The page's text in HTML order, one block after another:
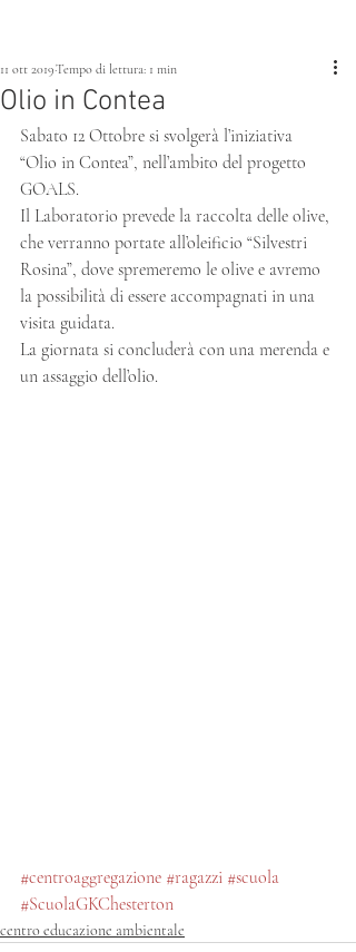
Olio in Contea
11 ott 2019Tempo di lettura: 1 min
Sabato 12 Ottobre si svolgerà l’iniziativa
“Olio in Contea”, nell’ambito del progetto
GOALS.
Il Laboratorio prevede la raccolta delle olive,
che verranno portate all’oleificio “Silvestri
Rosina”, dove spremeremo le olive e avremo
la possibilità di essere accompagnati in una
visita guidata.
La giornata si concluderà con una merenda e
un assaggio dell’olio.
#centroaggregazione #ragazzi #scuola
#ScuolaGKChesterton
centro educazione ambientale